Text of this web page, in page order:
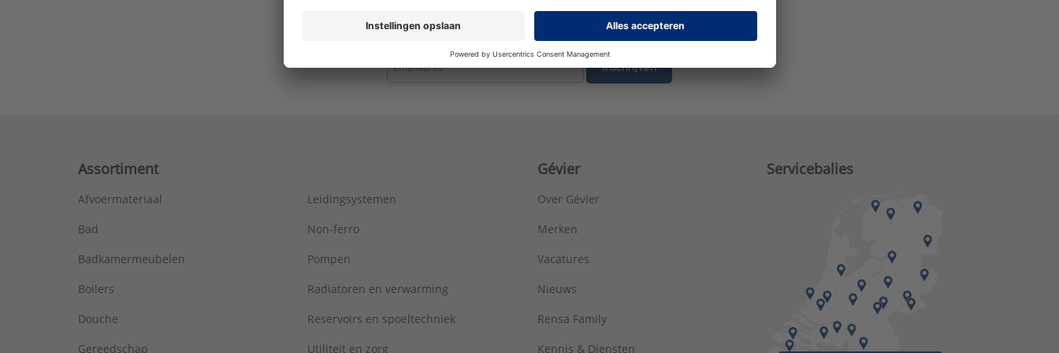
Lengte aansluiting 2:
Materiaal aansluiting 1: Staal
Materiaal aansluiting 2: Staal
Met TUV goedkeuring:
DN 20
Nom. diameter aansluiting 2:
DN 20
Oppervlaktebehandeling aansluiting 1:
Oppervlaktebehandeling aansluiting 2:
Onbehandeld
Ons laatste nieuws ontvangen omtrent productnieuws, acties en andere interessante zaken?
Inschrijven
Assortiment
Afvoermateriaal
Bad
Badkamermeubelen
Boilers
Douche
Gereedschap
Leidingsystemen
Non-ferro
Pompen
Radiatoren en verwarming
Reservoirs en spoeltechniek
Utiliteit en zorg
Gévier
Over Gévier
Merken
Vacatures
Nieuws
Rensa Family
Kennis & Diensten
Servicebalies